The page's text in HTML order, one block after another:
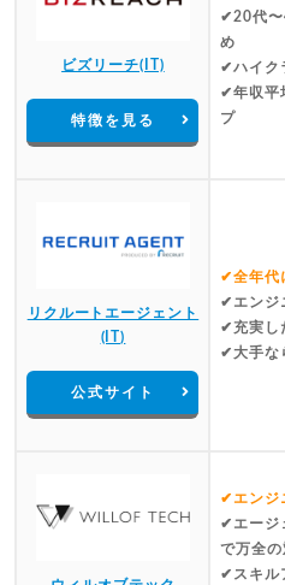
ビズリーチ(IT)
特徴を見る
✔20代〜
め
✔ハイク
✔年収平
プ
リクルートエージェント
(IT)
公式サイト
✔全年代
✔エンジ
✔充実し
✔大手な
✔エンジ
✔エージ
で万全の
✔スキル